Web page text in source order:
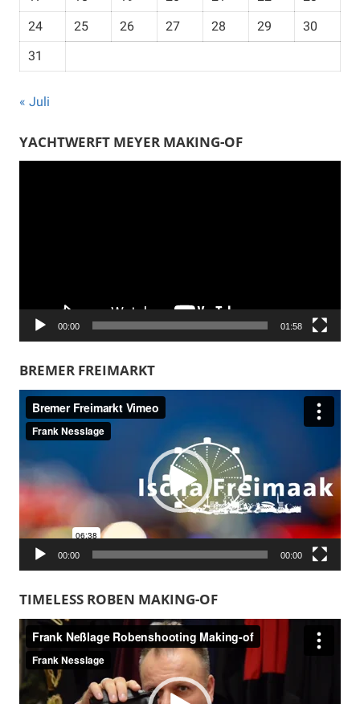
24
25 26 27 28 29
30
31
« Juli
YACHTWERFT MEYER MAKING-OF
00:00 01:58
BREMER FREIMARKT
Video-
Player
00:00 00:00
TIMELESS ROBEN MAKING-OF
Video-
Player